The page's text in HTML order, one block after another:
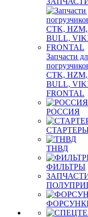
Запчасти
CTK,
BULL,
FRONTAL
РОССИЯ
ТНВД
ФИЛЬТРЫ